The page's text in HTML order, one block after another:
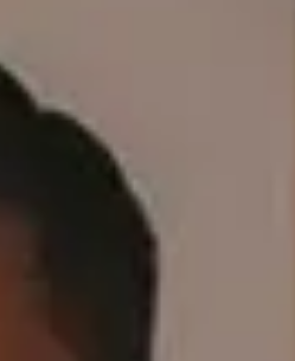
med ansvar för
avstämningar samt arbete med